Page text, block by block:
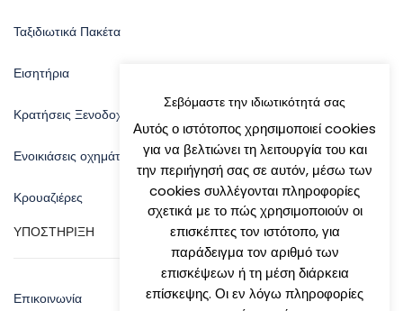
Ταξιδιωτικά Πακέτα
Εισητήρια
Κρατήσεις Ξενοδοχείων
Ενοικιάσεις οχημάτων
Κρουαζιέρες
ΥΠΟΣΤΗΡΙΞΗ
Επικοινωνία
Σεβόμαστε την ιδιωτικότητά σας
Αυτός ο ιστότοπος χρησιμοποιεί cookies
για να βελτιώνει τη λειτουργία του και
την περιήγησή σας σε αυτόν, μέσω των
cookies συλλέγονται πληροφορίες
σχετικά με το πώς χρησιμοποιούν οι
επισκέπτες τον ιστότοπο, για
παράδειγμα τον αριθμό των
επισκέψεων ή τη μέση διάρκεια
επίσκεψης. Οι εν λόγω πληροφορίες